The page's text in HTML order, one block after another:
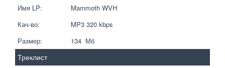
Имя LP:
Mammoth WVH
Кач-во:
MP3 320 kbps
Размер:
134  Мб
Треклист